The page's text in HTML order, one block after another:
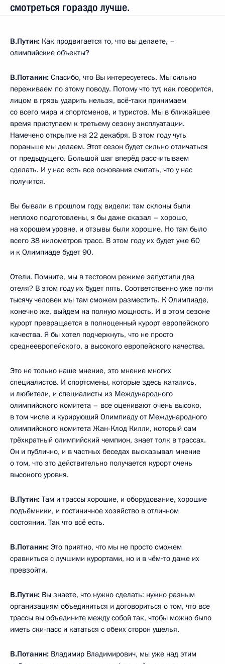
смотреться гораздо лучше.
В.Путин: Как продвигается то, что вы делаете, –
олимпийские объекты?
В.Потанин: Спасибо, что Вы интересуетесь. Мы сильно
переживаем по этому поводу. Потому что тут, как говорится,
лицом в грязь ударить нельзя, всё‑таки принимаем
со всего мира и спортсменов, и туристов. Мы в ближайшее
время приступаем к третьему сезону эксплуатации.
Намечено открытие на 22 декабря. В этом году чуть
пораньше мы делаем. Этот сезон будет сильно отличаться
от предыдущего. Большой шаг вперёд рассчитываем
сделать. И у нас есть все основания считать, что у нас
получится.
Вы бывали в прошлом году, видели: там склоны были
неплохо подготовлены, я бы даже сказал – хорошо,
на хорошем уровне, и отзывы были хорошие. Но там было
всего 38 километров трасс. В этом году их будет уже 60
и к Олимпиаде будет 90.
Отели. Помните, мы в тестовом режиме запустили два
отеля? В этом году их будет пять. Соответственно уже почти
тысячу человек мы там сможем разместить. К Олимпиаде,
конечно же, выйдем на полную мощность. И в этом сезоне
курорт превращается в полноценный курорт европейского
качества. Я бы хотел подчеркнуть, что не просто
среднеевропейского, а высокого европейского качества.
Это не только наше мнение, это мнение многих
специалистов. И спортсмены, которые здесь катались,
и любители, и специалисты из Международного
олимпийского комитета – все оценивают очень высоко,
в том числе и курирующий Олимпиаду от Международного
олимпийского комитета Жан-Клод Килли, который сам
трёхкратный олимпийский чемпион, знает толк в трассах.
Он и публично, и в частных беседах высказывал мнение
о том, что это действительно получается курорт очень
высокого уровня.
В.Путин: Там и трассы хорошие, и оборудование, хорошие
подъёмники, и гостиничное хозяйство в отличном
состоянии. Так что всё есть.
В.Потанин: Это приятно, что мы не просто сможем
сравниться с лучшими курортами, но и в чём‑то даже их
превзойти.
В.Путин: Вы знаете, что нужно сделать: нужно разным
организациям объединиться и договориться о том, что все
трассы вы объедините между собой так, чтобы можно было
иметь ски-пасс и кататься с обеих сторон ущелья.
В.Потанин: Владимир Владимирович, мы уже над этим